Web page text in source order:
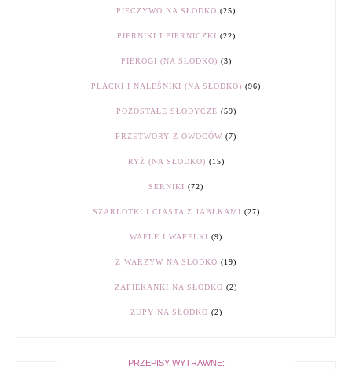
PIECZYWO NA SŁODKO (25)
PIERNIKI I PIERNICZKI (22)
PIEROGI (NA SŁODKO) (3)
PLACKI I NALEŚNIKI (NA SŁODKO) (96)
POZOSTAŁE SŁODYCZE (59)
PRZETWORY Z OWOCÓW (7)
RYŻ (NA SŁODKO) (15)
SERNIKI (72)
SZARLOTKI I CIASTA Z JABŁKAMI (27)
WAFLE I WAFELKI (9)
Z WARZYW NA SŁODKO (19)
ZAPIEKANKI NA SŁODKO (2)
ZUPY NA SŁODKO (2)
PRZEPISY WYTRAWNE: